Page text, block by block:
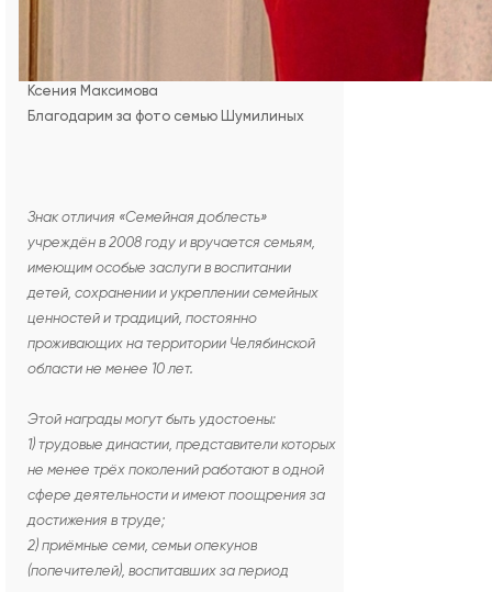
специалист управления материально-
Ксения Максимова
Благодарим за фото семью Шумилиных
Знак отличия «Семейная доблесть»
учреждён в 2008 году и вручается семьям,
имеющим особые заслуги в воспитании
детей, сохранении и укреплении семейных
ценностей и традиций, постоянно
проживающих на территории Челябинской
области не менее 10 лет.
Этой награды могут быть удостоены:
1) трудовые династии, представители которых
не менее трёх поколений работают в одной
сфере деятельности и имеют поощрения за
достижения в труде;
2) приёмные семи, семьи опекунов
(попечителей), воспитавших за период